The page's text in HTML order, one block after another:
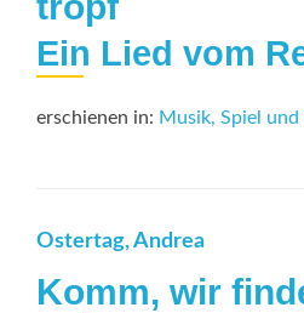
Ein Lied vom
erschienen in: Musik, Spiel und
Ostertag, Andrea
Komm, wir